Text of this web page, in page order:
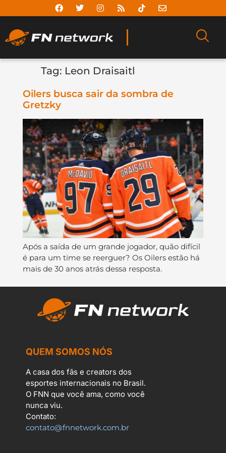
Tag: Leon Draisaitl
Oilers busca sair da sombra de
Gretzky
Após a saída de um grande jogador, quão difícil
é para um time se reerguer? Os Oilers estão há
mais de 30 anos atrás dessa resposta.
QUEM SOMOS NÓS
A casa dos fãs e creators dos
esportes internacionais no Brasil.
O FNN que você ama, como você
nunca viu.
Contato:
contato@fnnetwork.com.br